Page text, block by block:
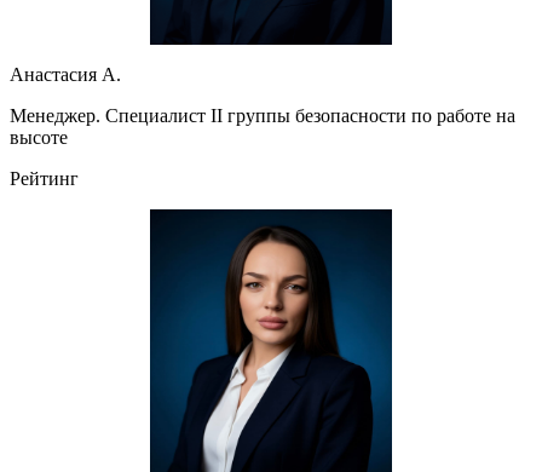
Анастасия А.
Менеджер. Специалист II группы безопасности по работе на
высоте
Рейтинг